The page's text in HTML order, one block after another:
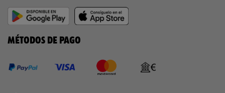
MÉTODOS DE PAGO